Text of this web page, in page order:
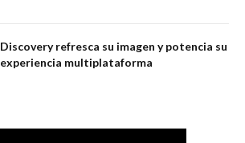
Discovery refresca su imagen y potencia su
experiencia multiplataforma